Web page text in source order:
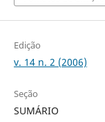
Edição
v. 14 n. 2 (2006)
Seção
SUMÁRIO